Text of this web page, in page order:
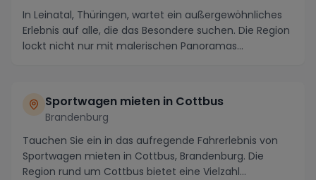
In Leinatal, Thüringen, wartet ein außergewöhnliches
Erlebnis auf alle, die das Besondere suchen. Die Region
lockt nicht nur mit malerischen Panoramas...
Sportwagen mieten in Cottbus
Brandenburg
Tauchen Sie ein in das aufregende Fahrerlebnis von
Sportwagen mieten in Cottbus, Brandenburg. Die
Region rund um Cottbus bietet eine Vielzahl